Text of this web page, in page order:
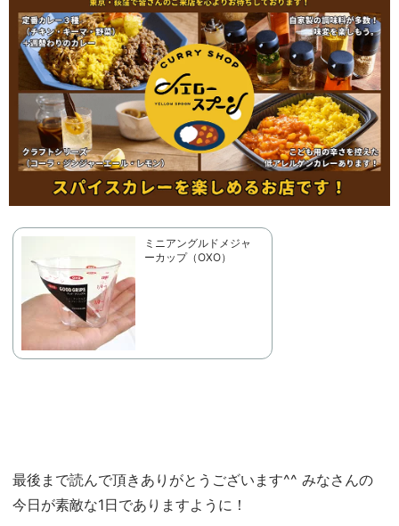
ミニアングルドメジャ
ーカップ（OXO）
最後まで読んで頂きありがとうございます^^ みなさんの
今日が素敵な1日でありますように！